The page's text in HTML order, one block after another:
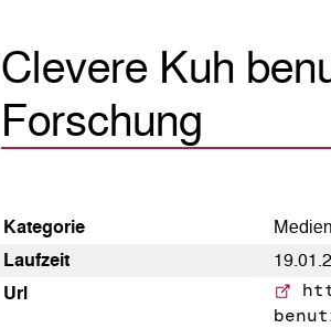
Clevere Kuh
Forschung
Kategorie
Laufzeit
Url